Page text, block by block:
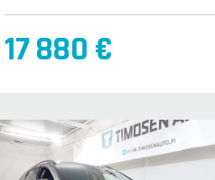
17 880 €